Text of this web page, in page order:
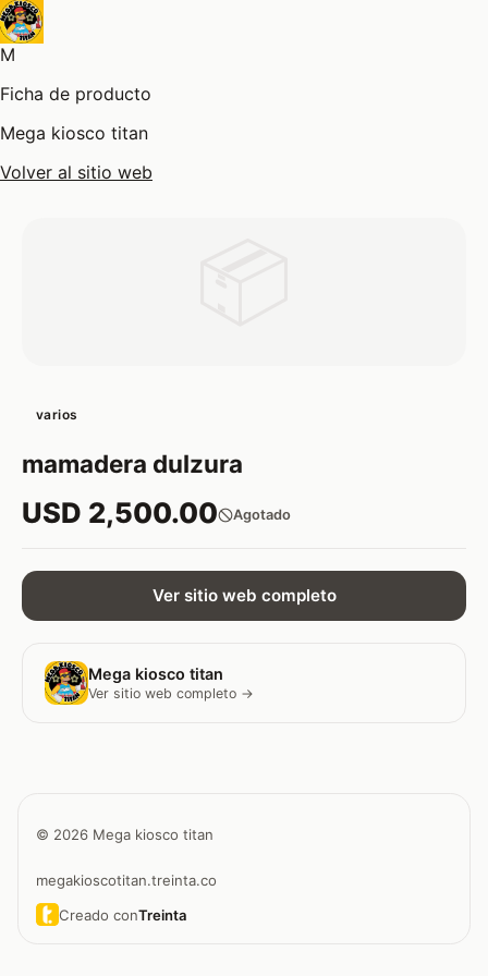
M
Ficha de producto
Mega kiosco titan
Volver al sitio web
varios
mamadera dulzura
USD 2,500.00 Agotado
Ver sitio web completo
Mega kiosco titan
Ver sitio web completo →
© 2026 Mega kiosco titan
megakioscotitan.treinta.co
Creado conTreinta